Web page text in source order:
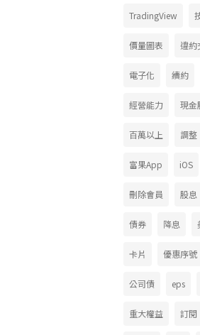
TradingView
價量圖表 違約
電子化 續約
經營能力 現金
百萬以上 調整
富果App iOS
刪除會員 股息
債券 降息
卡片 優惠序號
公司債 eps
重大權益 訂閱